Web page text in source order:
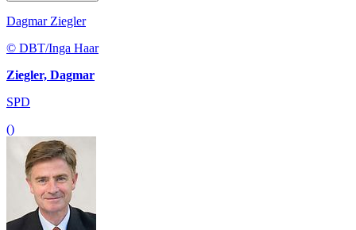
Dagmar Ziegler
© DBT/Inga Haar
Ziegler, Dagmar
SPD
()